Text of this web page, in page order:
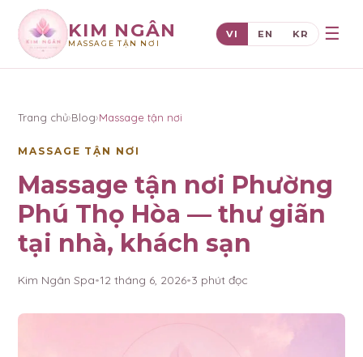
KIM NGÂN
MASSAGE TẬN NƠI
VI EN KR ☰
Trang chủ›Blog›Massage tận nơi
MASSAGE TẬN NƠI
Massage tận nơi Phường
Phú Thọ Hòa — thư giãn
tại nhà, khách sạn
Kim Ngân Spa•12 tháng 6, 2026•3 phút đọc